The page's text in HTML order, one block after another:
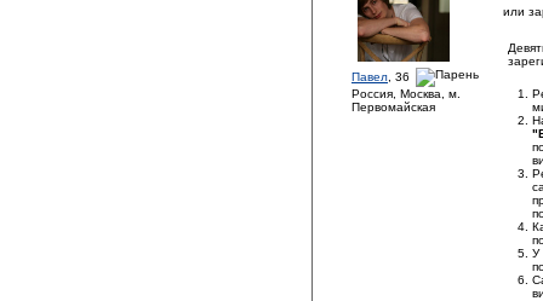
Павел , 36
Россия, Москва, м.
Первомайская
или
У